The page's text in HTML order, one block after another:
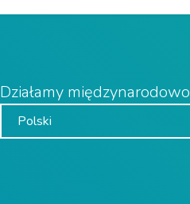
Działamy międzynarodowo